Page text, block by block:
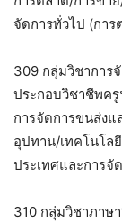
จัดการทั่วไป (กา
309 กลุ่มวิชาการ
ประกอบวิชาชีพครู
การจัดการขนส่ง
อุปทาน/เทคโนโล
ประเทศและการจั
310 กลุ่มวิชาภาษ